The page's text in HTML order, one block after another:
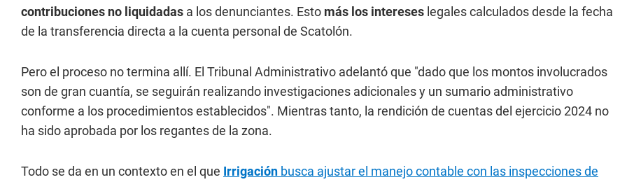
contribuciones no liquidadas a los denunciantes. Esto más los intereses legales calculados desde la fecha
de la transferencia directa a la cuenta personal de Scatolón.
Pero el proceso no termina allí. El Tribunal Administrativo adelantó que "dado que los montos involucrados
son de gran cuantía, se seguirán realizando investigaciones adicionales y un sumario administrativo
conforme a los procedimientos establecidos". Mientras tanto, la rendición de cuentas del ejercicio 2024 no
ha sido aprobada por los regantes de la zona.
Todo se da en un contexto en el que Irrigación busca ajustar el manejo contable con las inspecciones de